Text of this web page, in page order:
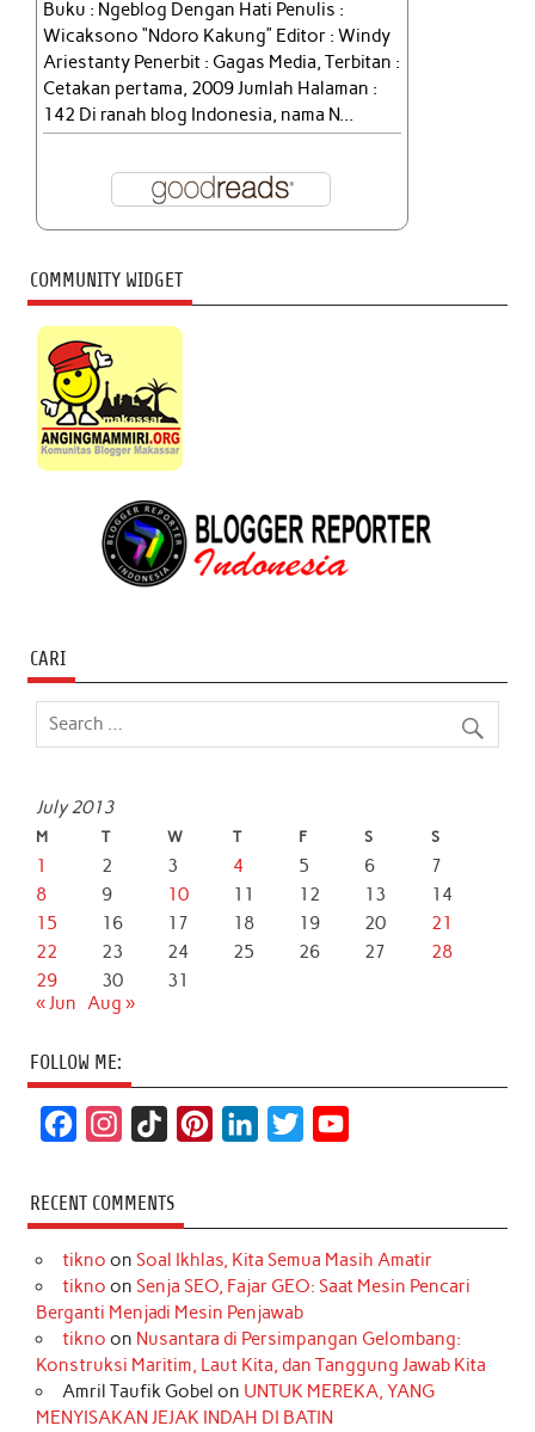
Buku : Ngeblog Dengan Hati Penulis :
Wicaksono “Ndoro Kakung” Editor : Windy
Ariestanty Penerbit : Gagas Media, Terbitan :
Cetakan pertama, 2009 Jumlah Halaman :
142 Di ranah blog Indonesia, nama N...
COMMUNITY WIDGET
CARI
July 2013
M T W T F S S
1 2 3 4 5 6
7
8
9 10 11 12 13
14
15
16 17 18 19 20
21
22
23 24 25 26 27
28
29
30
31
« Jun Aug »
FOLLOW ME:
c
e
b
o
k
s
t
a
r
a
m
k
T
o
k
t
e
r
e
s
t
k
e
d
I
n
t
t
r
T
u
e
RECENT COMMENTS
tikno on Soal Ikhlas, Kita Semua Masih Amatir
tikno on Senja SEO, Fajar GEO: Saat Mesin Pencari
Berganti Menjadi Mesin Penjawab
tikno on Nusantara di Persimpangan Gelombang:
Konstruksi Maritim, Laut Kita, dan Tanggung Jawab Kita
Amril Taufik Gobel on UNTUK MEREKA, YANG
MENYISAKAN JEJAK INDAH DI BATIN